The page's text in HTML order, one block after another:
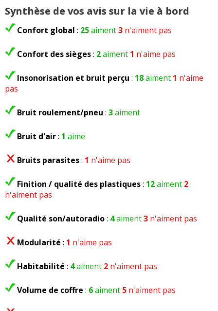
Défauts :consommation
dimensions trop importantes, longueur surtout
autonomie trop faible
Consommation moyenne :
9.3 litres en
moyenne 1.2 litre sur les 40 premiers kms après
recharge électrique
Problèmes rencontrés :
Note :17/20
Commenter cet avis
après validation)
Synthèse de vos avis sur la vie à bord
Confort global : 25aiment3 n'aiment pas
Confort des sièges: 2aiment 1 n'aime pas
Insonorisation et bruit perçu : 18aiment 1 n'aime
pas
Bruit roulement/pneu : 3aiment
Bruit d'air: 1 aime
Bruits parasites: 1 n'aime pas
Finition / qualité des plastiques: 12aiment 2
n'aiment pas
Qualité son/autoradio: 4aiment3 n'aiment pas
Modularité : 1 n'aime pas
Habitabilité : 4aiment 2 n'aiment pas
Volume de coffre : 6aiment 5 n'aiment pas